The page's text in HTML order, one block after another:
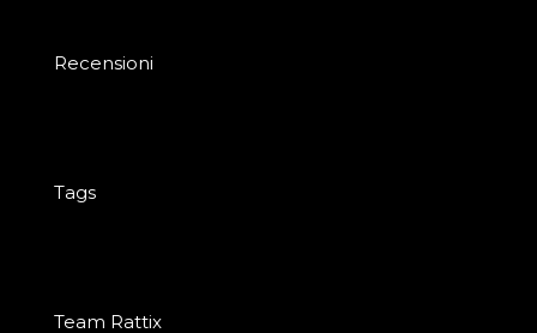
Recensioni
Tags
Team Rattix